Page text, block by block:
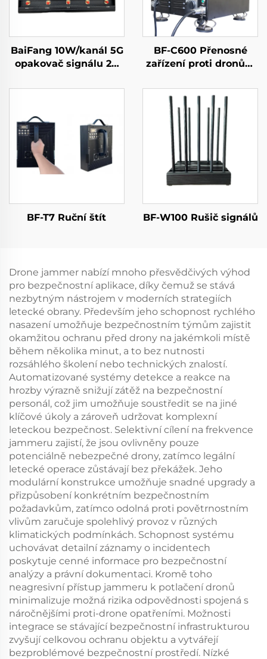
BaiFang 10W/kanál 5G
opakovač signálu 2G
BF-C600 Přenosné
zařízení proti dronům
BF-T7 Ruční štít BF-W100 Rušič signálů
Drone jammer nabízí mnoho přesvědčivých výhod
pro bezpečnostní aplikace, díky čemuž se stává
nezbytným nástrojem v moderních strategiích
letecké obrany. Především jeho schopnost rychlého
nasazení umožňuje bezpečnostním týmům zajistit
okamžitou ochranu před drony na jakémkoli místě
během několika minut, a to bez nutnosti
rozsáhlého školení nebo technických znalostí.
Automatizované systémy detekce a reakce na
hrozby výrazně snižují zátěž na bezpečnostní
personál, což jim umožňuje soustředit se na jiné
klíčové úkoly a zároveň udržovat komplexní
leteckou bezpečnost. Selektivní cílení na frekvence
jammeru zajistí, že jsou ovlivněny pouze
potenciálně nebezpečné drony, zatímco legální
letecké operace zůstávají bez překážek. Jeho
modulární konstrukce umožňuje snadné upgrady a
přizpůsobení konkrétním bezpečnostním
požadavkům, zatímco odolná proti povětrnostním
vlivům zaručuje spolehlivý provoz v různých
klimatických podmínkách. Schopnost systému
uchovávat detailní záznamy o incidentech
poskytuje cenné informace pro bezpečnostní
analýzy a právní dokumentaci. Kromě toho
neagresivní přístup jammeru k potlačení dronů
minimalizuje možná rizika odpovědnosti spojená s
náročnějšími proti-drone opatřeními. Možnosti
integrace se stávající bezpečnostní infrastrukturou
zvyšují celkovou ochranu objektu a vytvářejí
bezproblémové bezpečnostní prostředí. Nízké